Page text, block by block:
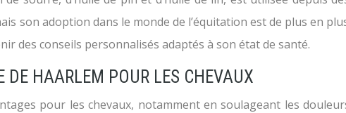
son adoption dans le monde de l’équitation est de plus en
des conseils personnalisés adaptés à son état de santé.
DE HAARLEM POUR LES CHEVAUX
pour les chevaux, notamment en soulageant les